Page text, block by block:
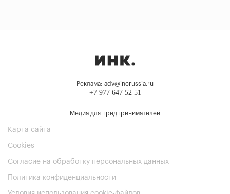
Реклама: adv@incrussia.ru
+7 977 647 52 51
Медиа для предпринимателей
Карта сайта
Cookies
Согласие на обработку персональных данных
Политика конфиденциальности